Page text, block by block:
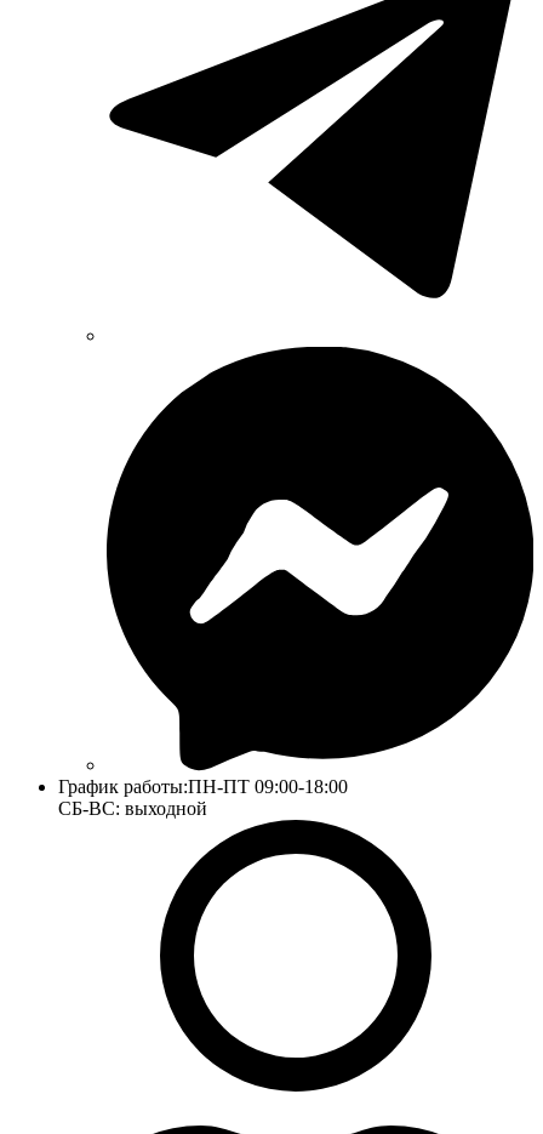
График работы:ПН-ПТ 09:00-18:00
СБ-ВС: выходной